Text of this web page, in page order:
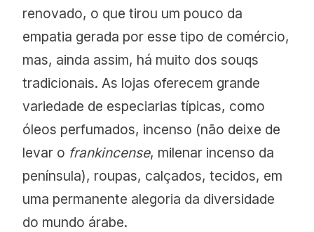
renovado, o que tirou um pouco da
empatia gerada por esse tipo de comércio,
mas, ainda assim, há muito dos souqs
tradicionais. As lojas oferecem grande
variedade de especiarias típicas, como
óleos perfumados, incenso (não deixe de
levar o frankincense, milenar incenso da
península), roupas, calçados, tecidos, em
uma permanente alegoria da diversidade
do mundo árabe.